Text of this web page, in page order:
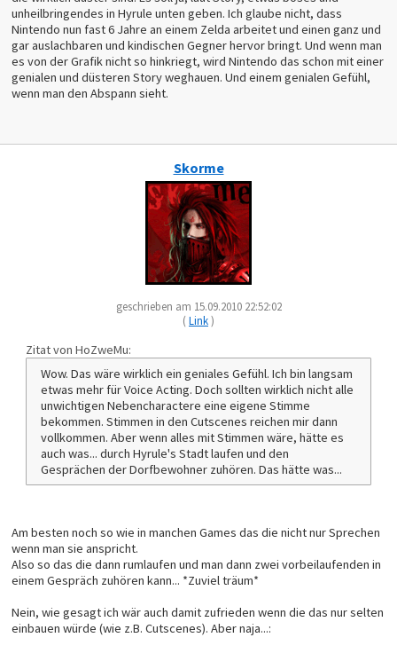
unheilbringendes in Hyrule unten geben. Ich glaube nicht, dass
Nintendo nun fast 6 Jahre an einem Zelda arbeitet und einen ganz und
gar auslachbaren und kindischen Gegner hervor bringt. Und wenn man
es von der Grafik nicht so hinkriegt, wird Nintendo das schon mit einer
genialen und düsteren Story weghauen. Und einem genialen Gefühl,
wenn man den Abspann sieht.
Skorme
geschrieben am 15.09.2010 22:52:02
(Link)
Zitat von HoZweMu:
Wow. Das wäre wirklich ein geniales Gefühl. Ich bin langsam
etwas mehr für Voice Acting. Doch sollten wirklich nicht alle
unwichtigen Nebencharactere eine eigene Stimme
bekommen. Stimmen in den Cutscenes reichen mir dann
vollkommen. Aber wenn alles mit Stimmen wäre, hätte es
auch was... durch Hyrule's Stadt laufen und den
Gesprächen der Dorfbewohner zuhören. Das hätte was...
Am besten noch so wie in manchen Games das die nicht nur Sprechen
wenn man sie anspricht.
Also so das die dann rumlaufen und man dann zwei vorbeilaufenden in
einem Gespräch zuhören kann... *Zuviel träum*
Nein, wie gesagt ich wär auch damit zufrieden wenn die das nur selten
einbauen würde (wie z.B. Cutscenes). Aber naja...: